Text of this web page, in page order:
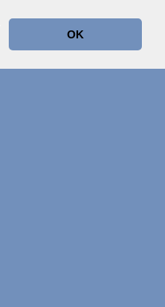
OK